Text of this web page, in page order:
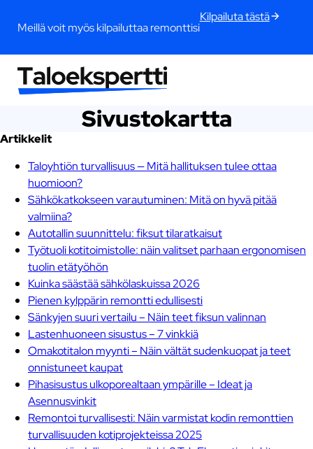
Meillä voit myös kilpailuttaa remonttisi
Kilpailuta tästä
Sivustokartta
Artikkelit
Taloyhtiön turvallisuus — Mitä hallituksen tulee ottaa
huomioon?
Sähkökatkokseen varautuminen: Mitä on hyvä pitää
valmiina?
Autotallin suunnittelu: fiksut tilaratkaisut
Työtuoli kotitoimistolle: näin valitset parhaan ergonomisen
tuolin etätyöhön
Kuinka säästää sähkölaskuissa 2026
Pienen kylppärin remontti edullisesti
Sänkyjen suuri vertailu – Näin teet fiksun valinnan
Lastenhuoneen sisustus – 7 vinkkiä
Omakotitalon myynti – Näin vältät sudenkuopat ja teet
onnistuneet kaupat
Pihasisustus ulkoporealtaan ympärille – Ideat ja
Asennusvinkit
Remontoi turvallisesti: Näin varmistat kodin remonttien
turvallisuuden kotiprojekteissa 2025